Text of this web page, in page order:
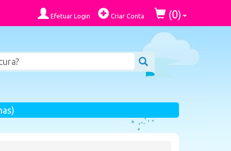
Efetuar Login Criar Conta (0)